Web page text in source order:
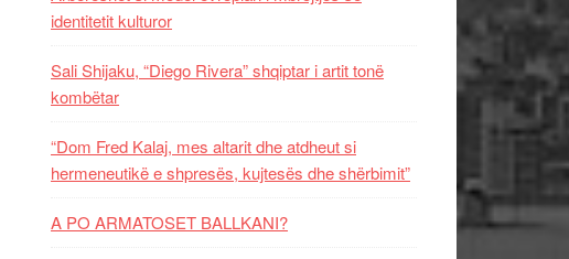
identitetit kulturor
Sali Shijaku, “Diego Rivera” shqiptar i artit tonë
kombëtar
“Dom Fred Kalaj, mes altarit dhe atdheut si
hermeneutikë e shpresës, kujtesës dhe shërbimit”
A PO ARMATOSET BALLKANI?